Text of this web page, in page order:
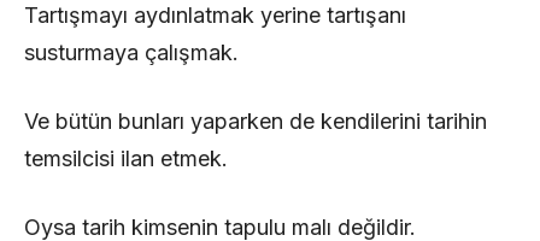
Tartışmayı aydınlatmak yerine tartışanı
susturmaya çalışmak.
Ve bütün bunları yaparken de kendilerini tarihin
temsilcisi ilan etmek.
Oysa tarih kimsenin tapulu malı değildir.